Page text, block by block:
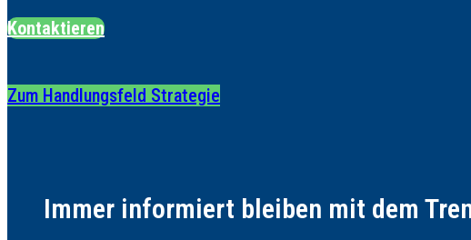
Kontaktieren
Zum Handlungsfeld Strategie
Immer informiert bleiben mit dem